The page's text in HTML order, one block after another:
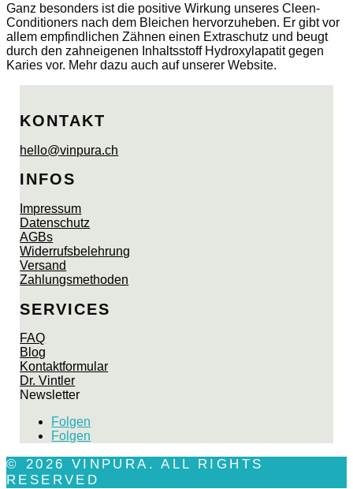
Ganz besonders ist die positive Wirkung unseres Cleen-
Conditioners nach dem Bleichen hervorzuheben. Er gibt vor
allem empfindlichen Zähnen einen Extraschutz und beugt
durch den zahneigenen Inhaltsstoff Hydroxylapatit gegen
Karies vor. Mehr dazu auch auf unserer Website.
KONTAKT
hello@vinpura.ch
INFOS
Impressum
Datenschutz
AGBs
Widerrufsbelehrung
Versand
Zahlungsmethoden
SERVICES
FAQ
Blog
Kontaktformular
Dr. Vintler
Newsletter
Folgen
Folgen
© 2026 VINPURA. ALL RIGHTS
RESERVED